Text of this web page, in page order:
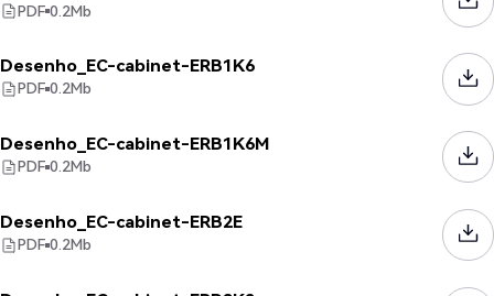
PDF 0.2Mb
Desenho_EC-cabinet-ERB1K6
PDF 0.2Mb
Desenho_EC-cabinet-ERB1K6M
PDF 0.2Mb
Desenho_EC-cabinet-ERB2E
PDF 0.2Mb